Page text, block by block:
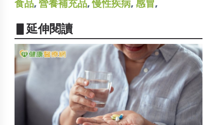
食品, 營養補充品,慢性疾病, 感冒,
▋延伸閱讀